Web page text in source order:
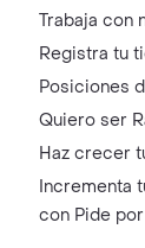
Trabaja con
Registra tu
Posiciones
Quiero ser
Haz crecer
Incrementa
con Pide